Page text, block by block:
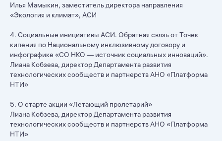
Илья Мамыкин, заместитель директора направления
«Экология и климат», АСИ
4. Социальные инициативы АСИ. Обратная связь от Точек
кипения по Национальному инклюзивному договору и
инфографике «СО НКО — источник социальных инноваций».
Лиана Кобзева, директор Департамента развития
технологических сообществ и партнерств АНО «Платформа
НТИ»
5. О старте акции «Летающий пролетарий»
Лиана Кобзева, директор Департамента развития
технологических сообществ и партнерств АНО «Платформа
НТИ»